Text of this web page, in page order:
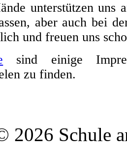
unterstützen uns
aber auch bei
und freuen uns
sind einige
zu finden.
2026 Schule